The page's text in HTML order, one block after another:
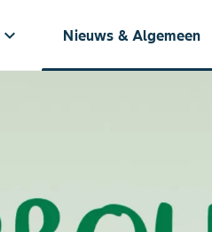
keyboard_arrow_down Nieuws & Algemeen